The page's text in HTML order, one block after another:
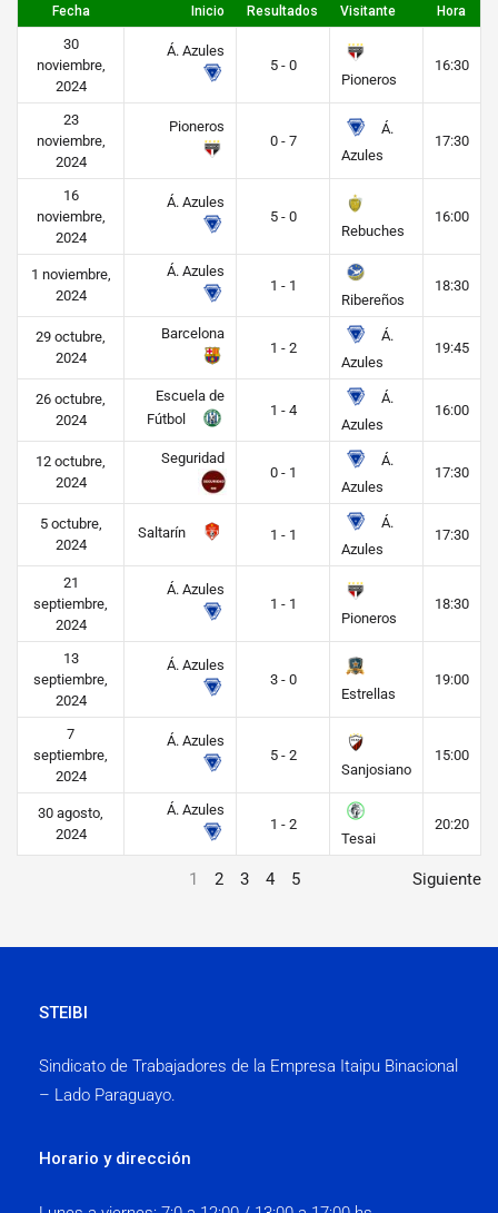
Fecha Inicio Resultados Visitante Hora
30
noviembre,
2024
Á. Azules
5 - 0
Pioneros
16:30
23
noviembre,
2024
Pioneros
0 - 7
Á.
Azules
17:30
16
noviembre,
2024
Á. Azules
5 - 0
Rebuches
16:00
1 noviembre,
2024
Á. Azules
1 - 1
Ribereños
18:30
29 octubre,
2024
Barcelona
1 - 2
Á.
Azules
19:45
26 octubre,
2024
Escuela de
Fútbol
1 - 4
Á.
Azules
16:00
12 octubre,
2024
Seguridad
0 - 1
Á.
Azules
17:30
5 octubre,
2024
Saltarín 1 - 1
Á.
Azules
17:30
21
septiembre,
2024
Á. Azules
1 - 1
Pioneros
18:30
13
septiembre,
2024
Á. Azules
3 - 0
Estrellas
19:00
7
septiembre,
2024
Á. Azules
5 - 2
Sanjosiano
15:00
30 agosto,
2024
Á. Azules
1 - 2
Tesai
20:20
1 2 3 4 5 Siguiente
STEIBI
Sindicato de Trabajadores de la Empresa Itaipu Binacional
– Lado Paraguayo.
Horario y dirección